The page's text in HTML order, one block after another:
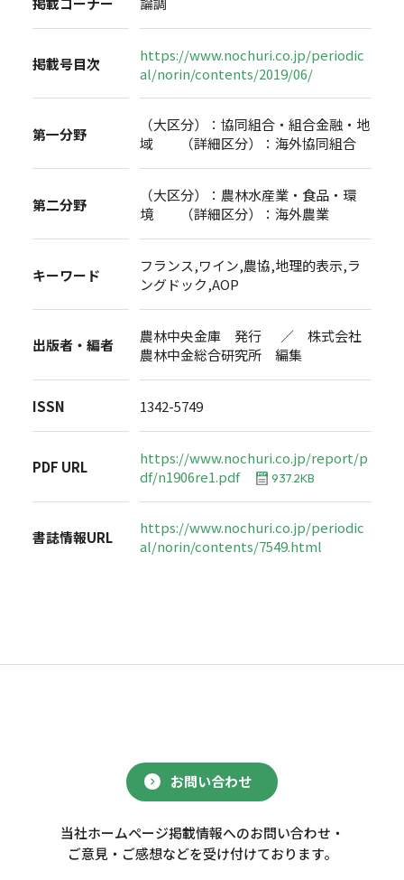
掲載号目次
https://www.nochuri.co.jp/periodic
al/norin/contents/2019/06/
第一分野
（大区分）：協同組合・組合金融・地
域 （詳細区分）：海外協同組合
第二分野
（大区分）：農林水産業・食品・環
境 （詳細区分）：海外農業
キーワード
フランス,ワイン,農協,地理的表示,ラ
ングドック,AOP
出版者・編者
農林中央金庫 発行 ／ 株式会社
農林中金総合研究所 編集
ISSN 1342-5749
PDF URL
https://www.nochuri.co.jp/report/p
df/n1906re1.pdf
937.2KB
書誌情報URL
https://www.nochuri.co.jp/periodic
al/norin/contents/7549.html
お問い合わせ
当社ホームページ掲載情報へのお問い合わせ・
ご意見・ご感想などを受け付けております。